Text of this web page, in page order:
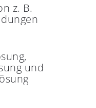
z. B.
und